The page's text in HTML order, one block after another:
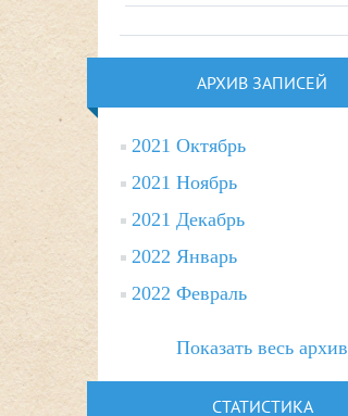
АРХИВ ЗАПИСЕЙ
2021 Октябрь
2021 Ноябрь
2021 Декабрь
2022 Январь
2022 Февраль
Показать весь архив
СТАТИСТИКА